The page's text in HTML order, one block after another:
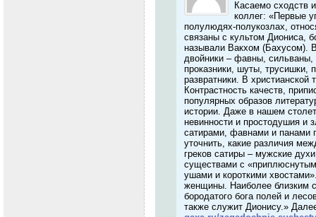
Касаемо сходств
коллег: «Первые
полулюдях-полукозлах,
связаны с культом Диониса,
называли Вакхом (Бахусом).
двойники – фавны,
проказники, шуты,
развратники. В христианской
Контрастность качеств,
популярных образов
истории. Даже в нашем
невинности и простодушия и
сатирами, фавнами и панами
уточнить, какие различия
греков сатиры – мужские
существами с
ушами и короткими
женщины. Наиболее близким
бородатого бога полей и
также служит Дионису.»